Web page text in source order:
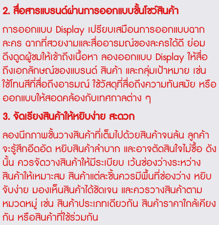
2. สื่อสารแบรนด์ผ่านการออกแบบชั้นโชว์สินค้า
การออกแบบ Display เปรียบเสมือนการออกแบบฉาก
ละคร ฉากที่สวยงามและสื่ออารมณ์ของละครได้ดี ย่อม
ดึงดูดผู้ชมให้เข้าถึงเนื้อหา ลองออกแบบ Display ให้สื่อ
ถึงเอกลักษณ์ของแบรนด์ สินค้า และกลุ่มเป้าหมาย เช่น
ใช้โทนสีที่สื่อถึงอารมณ์ ใช้วัสดุที่สื่อถึงความทันสมัย หรือ
ออกแบบให้สอดคล้องกับเทศกาลต่าง ๆ
3. จัดเรียงสินค้าให้หยิบง่าย สะดวก
ลองนึกภาพชั้นวางสินค้าที่เต็มไปด้วยสินค้าจนล้น ลูกค้า
จะรู้สึกอึดอัด หยิบสินค้าลำบาก และอาจตัดสินใจไม่ซื้อ ดัง
นั้น ควรจัดวางสินค้าให้มีระเบียบ เว้นช่องว่างระหว่าง
สินค้าให้เหมาะสม สินค้าแต่ละชิ้นควรมีพื้นที่ช่องว่าง หยิบ
จับง่าย มองเห็นสินค้าได้ชัดเจน และควรวางสินค้าตาม
หมวดหมู่ เช่น สินค้าประเภทเดียวกัน สินค้าราคาใกล้เคียง
กัน หรือสินค้าที่ใช้ร่วมกัน